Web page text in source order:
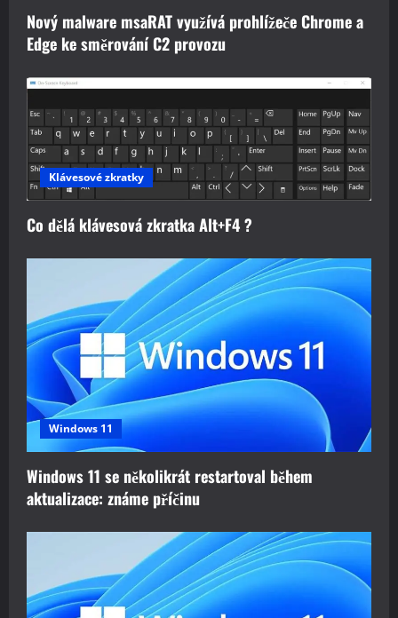
Nový malware msaRAT využívá prohlížeče Chrome a
Edge ke směrování C2 provozu
Klávesové zkratky
Co dělá klávesová zkratka Alt+F4 ?
Windows 11
Windows 11 se několikrát restartoval během
aktualizace: známe příčinu